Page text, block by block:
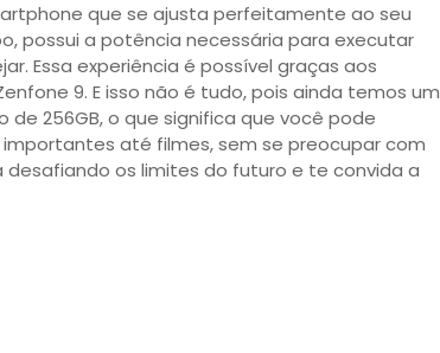
que se ajusta perfeitamente ao seu
possui a potência necessária para executar
Essa experiência é possível graças aos
9. E isso não é tudo, pois ainda temos um
256GB, o que significa que você pode
até filmes, sem se preocupar com
os limites do futuro e te convida a